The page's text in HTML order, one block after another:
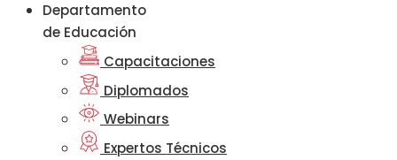
Departamento
de Educación
Capacitaciones
Diplomados
Webinars
Expertos Técnicos